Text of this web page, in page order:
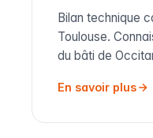
Bilan technique
Toulouse.
du bâti de
En savoir plus